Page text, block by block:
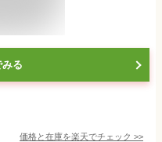
る
価格と在庫を楽天でチェック >>